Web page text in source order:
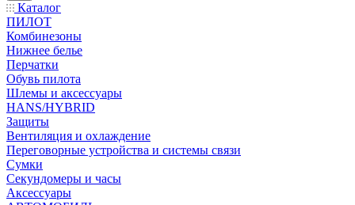
Каталог
ПИЛОТ
Комбинезоны
Нижнее белье
Перчатки
Обувь пилота
Шлемы и аксессуары
HANS/HYBRID
Защиты
Вентиляция и охлаждение
Переговорные устройства и системы связи
Сумки
Секундомеры и часы
Аксессуары